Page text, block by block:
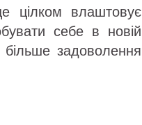
цілком влаштовує
себе в новій
задоволення